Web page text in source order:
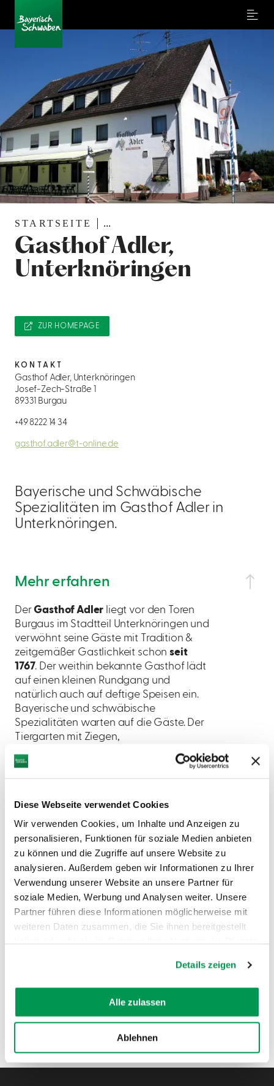
Diese Webseite verwendet Cookies
Wir verwenden Cookies, um Inhalte und Anzeigen zu
personalisieren, Funktionen für soziale Medien anbieten
zu können und die Zugriffe auf unsere Website zu
analysieren. Außerdem geben wir Informationen zu Ihrer
Verwendung unserer Website an unsere Partner für
soziale Medien, Werbung und Analysen weiter. Unsere
Partner führen diese Informationen möglicherweise mit
weiteren Daten zusammen, die Sie ihnen bereitgestellt
Details zeigen
Alle zulassen
Ablehnen
Menu
STARTSEITE ...
Gasthof Adler,
Unterknöringen
Bayerische und Schwäbische
Spezialitäten im Gasthof Adler in
Unterknöringen.
Mehr erfahren
DerGasthof Adler liegt vor den Toren
Burgaus im Stadtteil Unterknöringen und
verwöhnt seine Gäste mit Tradition &
zeitgemäßer Gastlichkeit schonseit
1767. Der weithin bekannte Gasthof lädt
auf einen kleinen Rundgang und
natürlich auch auf deftige Speisen ein.
Bayerische und schwäbische
Spezialitäten warten auf die Gäste. Der
Tiergarten mit Ziegen,
Hängebauchschweinen, Pferden und
mehr und der tolle Spielplatz ist ein
ZUR HOMEPAGE
KONTAKT
Gasthof Adler, Unterknöringen
Josef-Zech-Straße 1
89331 Burgau
+49 8222 14 34
gasthof.adler@t-online.de
AUF DER KARTE ANZEIGEN